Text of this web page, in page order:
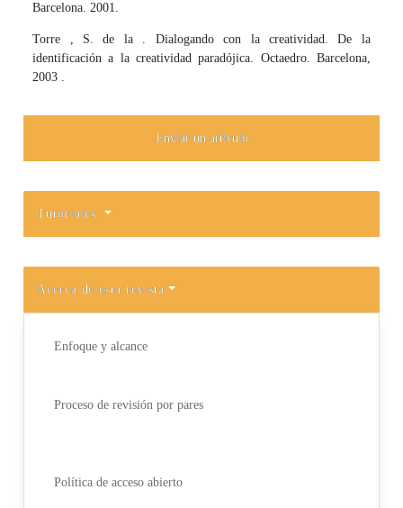
Barcelona. 2001.
Torre , S. de la . Dialogando con la creatividad. De la
identificación a la creatividad paradójica. Octaedro. Barcelona,
2003 .
Enviar un artículo
Tutoriales
Acerca de esta revista
Enfoque y alcance
Proceso de revisión por pares
Política de acceso abierto